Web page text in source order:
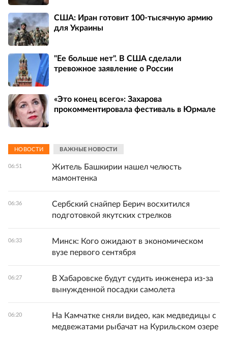
США: Иран готовит 100-тысячную армию
для Украины
"Ее больше нет". В США сделали
тревожное заявление о России
«Это конец всего»: Захарова
прокомментировала фестиваль в Юрмале
НОВОСТИ ВАЖНЫЕ НОВОСТИ
06:51
Житель Башкирии нашел челюсть
мамонтенка
06:36
Сербский снайпер Берич восхитился
подготовкой якутских стрелков
06:33
Минск: Кого ожидают в экономическом
вузе первого сентября
06:27
В Хабаровске будут судить инженера из-за
вынужденной посадки самолета
06:20
На Камчатке сняли видео, как медведицы с
медвежатами рыбачат на Курильском озере